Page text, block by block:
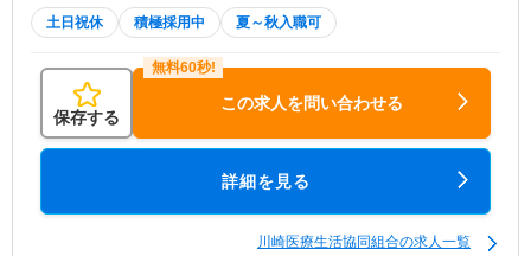
土日祝休 積極採用中 夏～秋入職可
保存する
この求人を問い合わせる
詳細を見る
川崎医療生活協同組合の求人一覧